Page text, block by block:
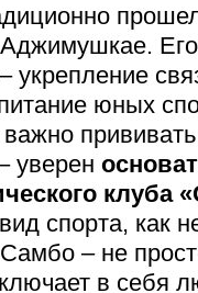
укрепление
юных
уверен
клуба
спорта, как
– не
в себя